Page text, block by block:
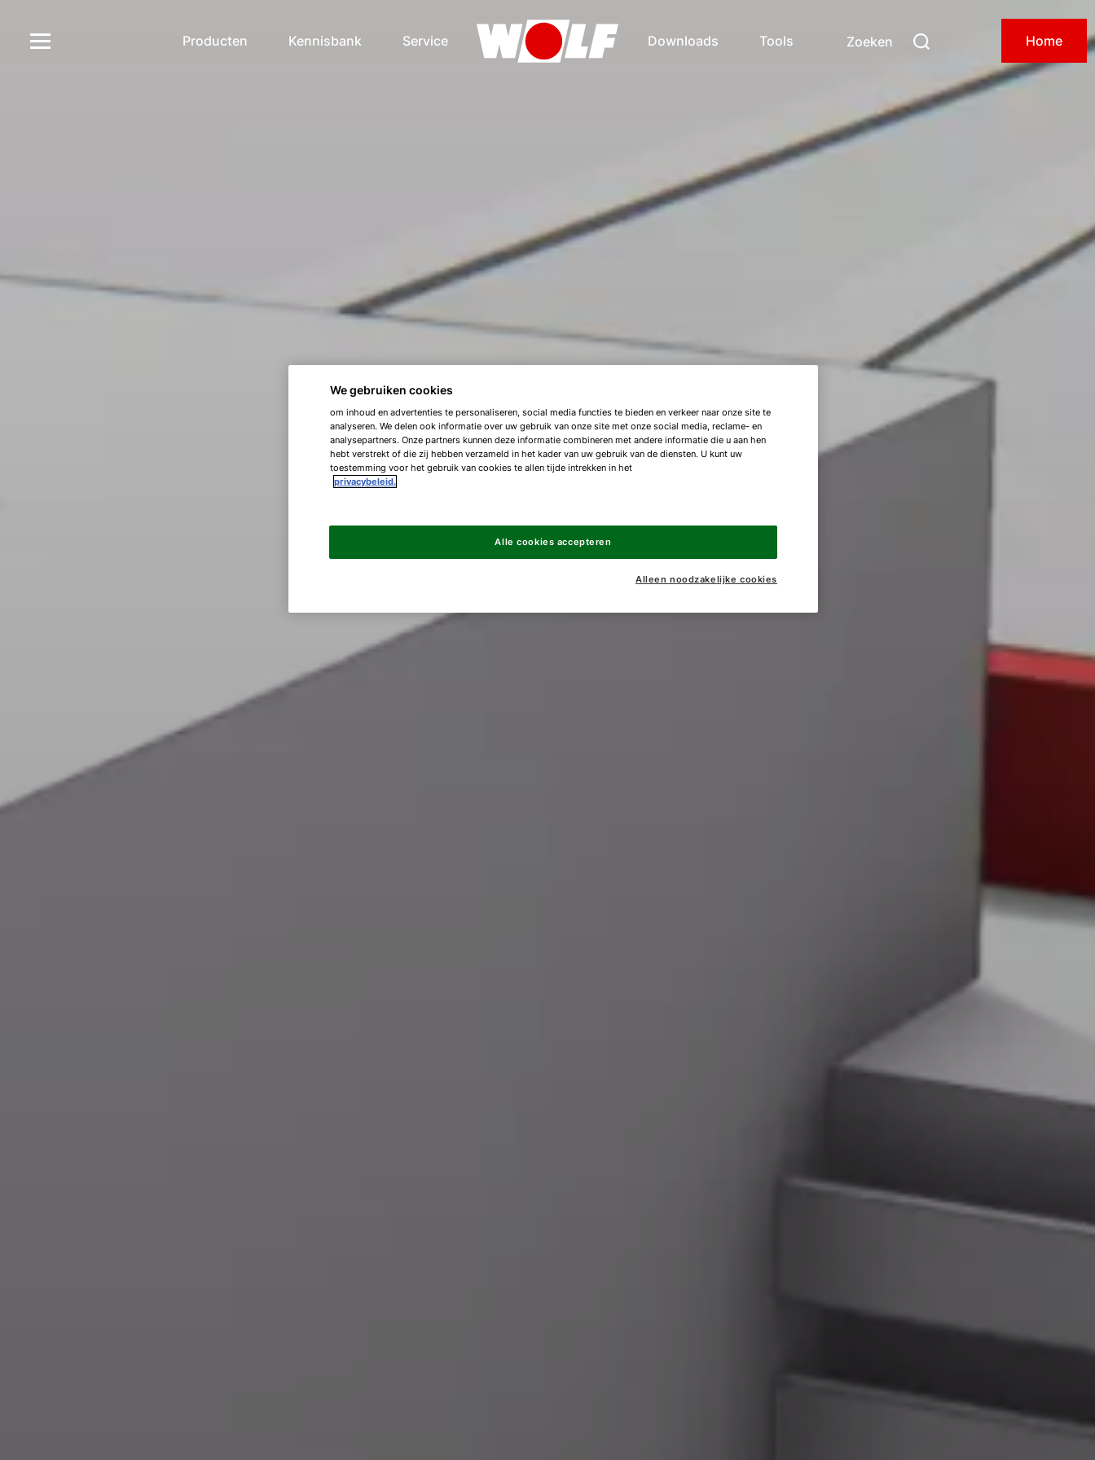
Producten Kennisbank Service Downloads Tools Zoeken Home
We gebruiken cookies
om inhoud en advertenties te personaliseren, social media functies te bieden en verkeer naar onze site te
analyseren. We delen ook informatie over uw gebruik van onze site met onze social media, reclame- en
analysepartners. Onze partners kunnen deze informatie combineren met andere informatie die u aan hen
hebt verstrekt of die zij hebben verzameld in het kader van uw gebruik van de diensten. U kunt uw
toestemming voor het gebruik van cookies te allen tijde intrekken in het
privacybeleid.
Alleen noodzakelijke cookies
Alle cookies accepteren